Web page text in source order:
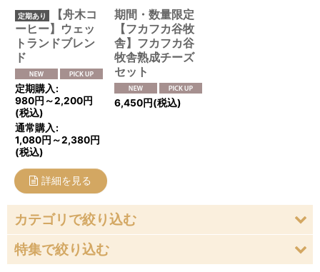
【舟木コ
ーヒー】ウェッ
トランドブレン
ド
定期購入 :
980円 ～2,200円
(税込)
通常購入 :
1,080円 ～2,380円
(税込)
詳細を見る
期間・数量限定
【フカフカ谷牧
舎】フカフカ谷
牧舎熟成チーズ
セット
6,450円(税込)
カテゴリで絞り込む
定期発送便／Subscription
特集で絞り込む